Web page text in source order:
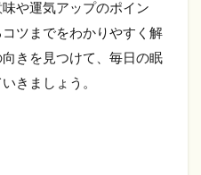
や運気アップのポイン
ツまでをわかりやすく解
きを見つけて、毎日の眠
きましょう。